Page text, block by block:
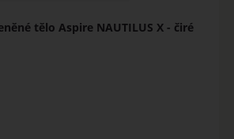
tělo Aspire NAUTILUS X - čiré